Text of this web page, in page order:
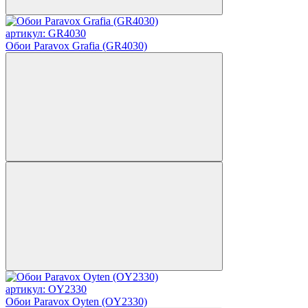
артикул: GR4030
Обои Paravox Grafia (GR4030)
артикул: OY2330
Обои Paravox Oyten (OY2330)